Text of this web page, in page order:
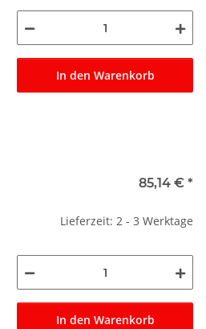
In den Warenkorb
85,14 € *
Lieferzeit: 2 - 3 Werktage
In den Warenkorb